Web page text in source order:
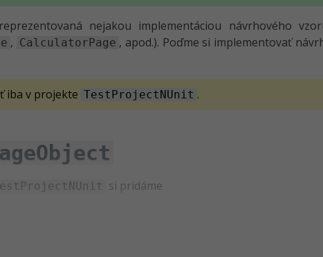
nejakou implementáciou návrhového
, CalculatorPage , apod.). Poďme si implementovať
iba v projekte TestProjectNUnit .
si pridáme